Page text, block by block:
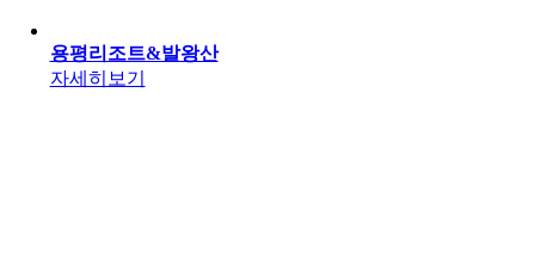
용평리조트&발왕산
자세히보기